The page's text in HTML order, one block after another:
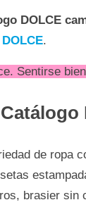
DOLCE
.
Sentirse
de ropa
brasier sin